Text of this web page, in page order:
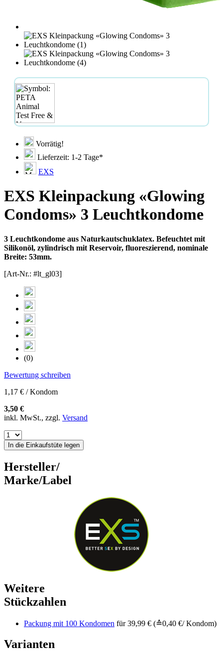
Vorrätig!
Lieferzeit: 1-2 Tage*
EXS
EXS Kleinpackung «Glowing
Condoms» 3 Leuchtkondome
3 Leuchtkondome aus Naturkautschuklatex. Befeuchtet mit
Silikonöl, zylindrisch mit Reservoir, fluoreszierend, nominale
Breite: 53mm.
[Art-Nr.: #lt_gl03]
(0)
Bewertung schreiben
1,17 € / Kondom
3,50 €
inkl. MwSt., zzgl. Versand
In die Einkaufstüte legen
Hersteller/
Marke/Label
Weitere
Stückzahlen
Packung mit 100 Kondomen für 39,99 € (≙0,40 €/ Kondom)
Varianten